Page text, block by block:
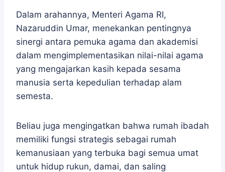
Dalam arahannya, Menteri Agama RI,
Nazaruddin Umar, menekankan pentingnya
sinergi antara pemuka agama dan akademisi
dalam mengimplementasikan nilai-nilai agama
yang mengajarkan kasih kepada sesama
manusia serta kepedulian terhadap alam
semesta.
Beliau juga mengingatkan bahwa rumah ibadah
memiliki fungsi strategis sebagai rumah
kemanusiaan yang terbuka bagi semua umat
untuk hidup rukun, damai, dan saling